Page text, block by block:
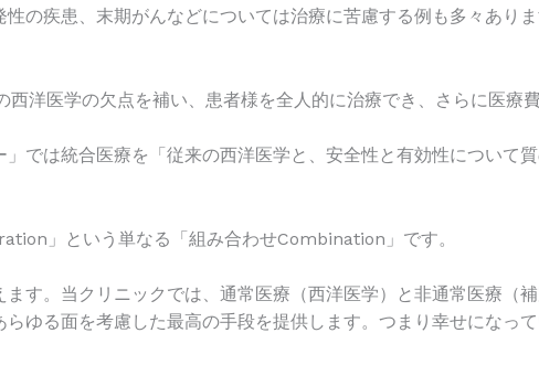
の疾患、末期がんなどについては治療に苦慮する例も多々あり
西洋医学の欠点を補い、患者様を全人的に治療でき、さらに医療
では統合医療を「従来の西洋医学と、安全性と有効性について
」という単なる「組み合わせCombination」です。
ます。当クリニックでは、通常医療（西洋医学）と非通常医療
ゆる面を考慮した最高の手段を提供します。つまり幸せになっ